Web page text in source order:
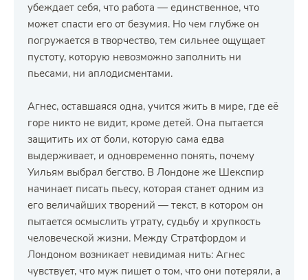
убеждает себя, что работа — единственное, что
может спасти его от безумия. Но чем глубже он
погружается в творчество, тем сильнее ощущает
пустоту, которую невозможно заполнить ни
пьесами, ни аплодисментами.
Агнес, оставшаяся одна, учится жить в мире, где её
горе никто не видит, кроме детей. Она пытается
защитить их от боли, которую сама едва
выдерживает, и одновременно понять, почему
Уильям выбрал бегство. В Лондоне же Шекспир
начинает писать пьесу, которая станет одним из
его величайших творений — текст, в котором он
пытается осмыслить утрату, судьбу и хрупкость
человеческой жизни. Между Стратфордом и
Лондоном возникает невидимая нить: Агнес
чувствует, что муж пишет о том, что они потеряли, а